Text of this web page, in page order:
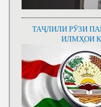
ТАҶЛИЛИ РӮЗИ
ИЛМҲОИ